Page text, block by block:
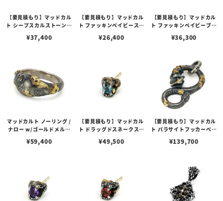
【要見積もり】マッドカル
ト シープスカルストーンブ
キス w/ゴールドメルティ
¥37,400
【要見積もり】マッドカル
ト ファッキンベイビースト
グリーンタイガーアイ w/
¥26,400
【要見積もり】マッドカル
ト ファッキンベイビーブレ
ゴールドメルティングカス
¥36,300
マッドカルト ノーリング /
ナロー w/ゴールドメルテ
ム No.01
¥59,400
【要見積もり】マッドカル
ト ドラッグドスネークスタ
ルートパーズ w/ゴールド
¥49,500
【要見積もり】マッドカル
ト パラサイトフッカーペン
ィング＆ラスティーカスタ
¥139,700